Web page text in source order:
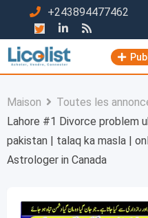
contenu
+243894477462
Maison Toutes les
Lahore #1 Divorce problem
pakistan | talaq ka masla |
Astrologer in Canada